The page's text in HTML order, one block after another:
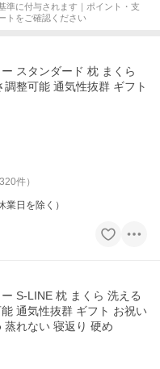
準に付与されます｜ポイント・支
トをご確認ください
スタンダード 枕 まくら
整可能 通気性抜群 ギフト
320件）
日を除く）
S-LINE 枕 まくら 洗える
蒸れない 寝返り 硬め